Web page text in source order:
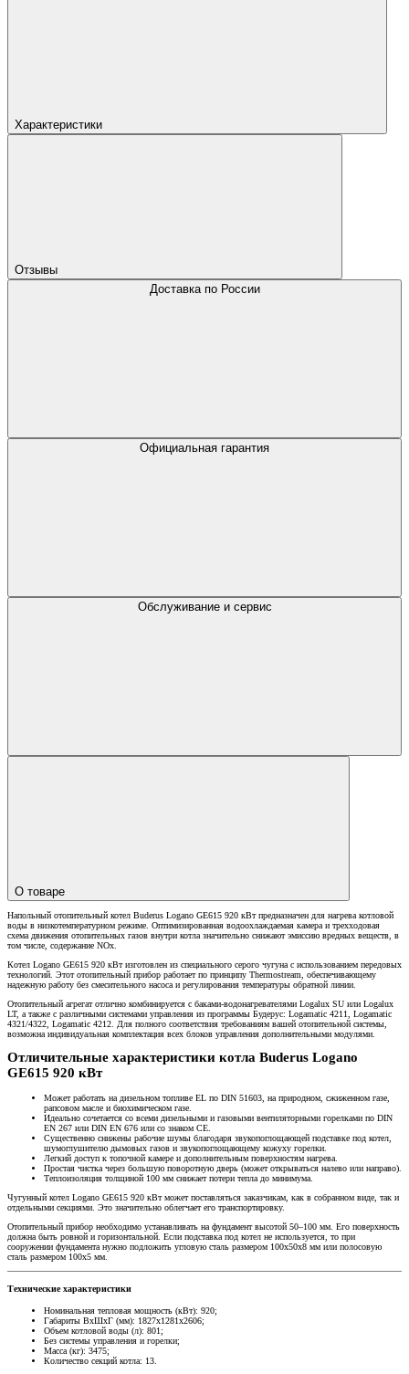
Характеристики
Отзывы
Доставка по России
Официальная гарантия
Обслуживание и сервис
О товаре
Напольный отопительный котел Buderus Logano GE615 920 кВт предназначен для нагрева котловой
воды в низкотемпературном режиме. Оптимизированная водоохлаждаемая камера и трехходовая
схема движения отопительных газов внутри котла значительно снижают эмиссию вредных веществ, в
том числе, содержание NOx.
Котел Logano GE615 920 кВт изготовлен из специального серого чугуна с использованием передовых
технологий. Этот отопительный прибор работает по принципу Thermostream, обеспечивающему
надежную работу без смесительного насоса и регулирования температуры обратной линии.
Отопительный агрегат отлично комбинируется с баками-водонагревателями Logalux SU или Logalux
LT, а также с различными системами управления из программы Будерус: Logamatic 4211, Logamatic
4321/4322, Logamatic 4212. Для полного соответствия требованиям вашей отопительной системы,
возможна индивидуальная комплектация всех блоков управления дополнительными модулями.
Отличительные характеристики котла Buderus Logano
GE615 920 кВт
Может работать на дизельном топливе EL по DIN 51603, на природном, сжиженном газе,
рапсовом масле и биохимическом газе.
Идеально сочетается со всеми дизельными и газовыми вентиляторными горелками по DIN
EN 267 или DIN EN 676 или со знаком CE.
Существенно снижены рабочие шумы благодаря звукопоглощающей подставке под котел,
шумоглушителю дымовых газов и звукопоглощающему кожуху горелки.
Легкий доступ к топочной камере и дополнительным поверхностям нагрева.
Простая чистка через большую поворотную дверь (может открываться налево или направо).
Теплоизоляция толщиной 100 мм снижает потери тепла до минимума.
Чугунный котел Logano GE615 920 кВт может поставляться заказчикам, как в собранном виде, так и
отдельными секциями. Это значительно облегчает его транспортировку.
Отопительный прибор необходимо устанавливать на фундамент высотой 50–100 мм. Его поверхность
должна быть ровной и горизонтальной. Если подставка под котел не используется, то при
сооружении фундамента нужно подложить угловую сталь размером 100x50x8 мм или полосовую
сталь размером 100x5 мм.
Технические характеристики
Номинальная тепловая мощность (кВт): 920;
Габариты ВхШхГ (мм): 1827х1281х2606;
Объем котловой воды (л): 801;
Без системы управления и горелки;
Масса (кг): 3475;
Количество секций котла: 13.